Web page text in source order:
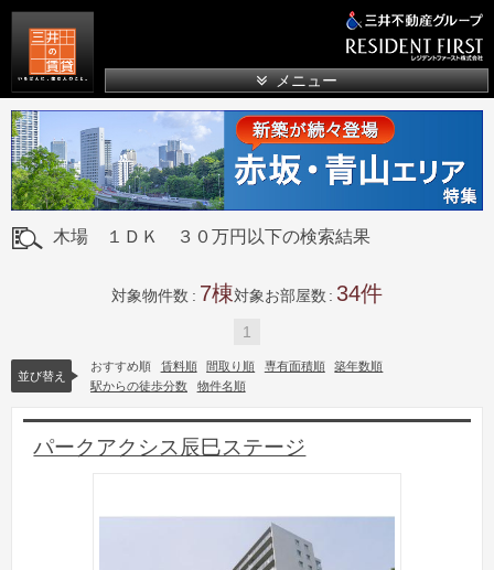
メニュー
木場 １ＤＫ ３０万円以下の検索結果
対象物件数 7 対象お部屋数 34
1
並び替え
おすすめ順 賃料順 間取り順 専有面積順
築年数順
駅からの徒歩分数
物件名順
パークアクシス辰巳ステージ